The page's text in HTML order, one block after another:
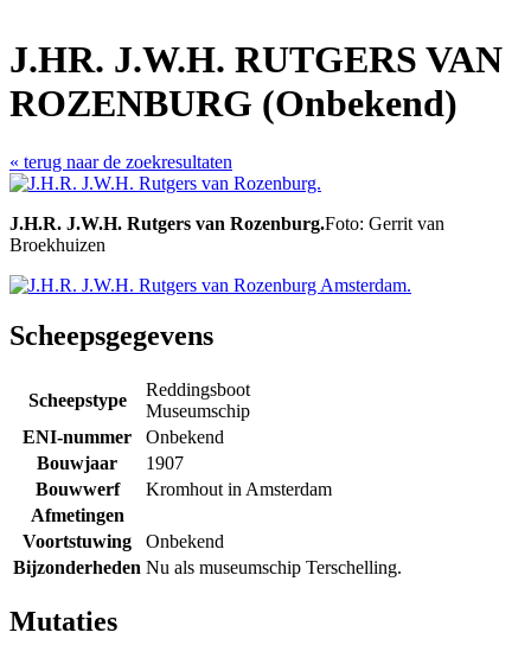
J.HR. J.W.H. RUTGERS VAN
ROZENBURG (Onbekend)
« terug naar de zoekresultaten
J.H.R. J.W.H. Rutgers van Rozenburg.Foto: Gerrit van
Broekhuizen
Scheepsgegevens
Scheepstype
Reddingsboot
Museumschip
ENI-nummer
Onbekend
Bouwjaar
1907
Bouwwerf
Kromhout in Amsterdam
Afmetingen
Voortstuwing
Onbekend
Bijzonderheden Nu als museumschip Terschelling.
Mutaties